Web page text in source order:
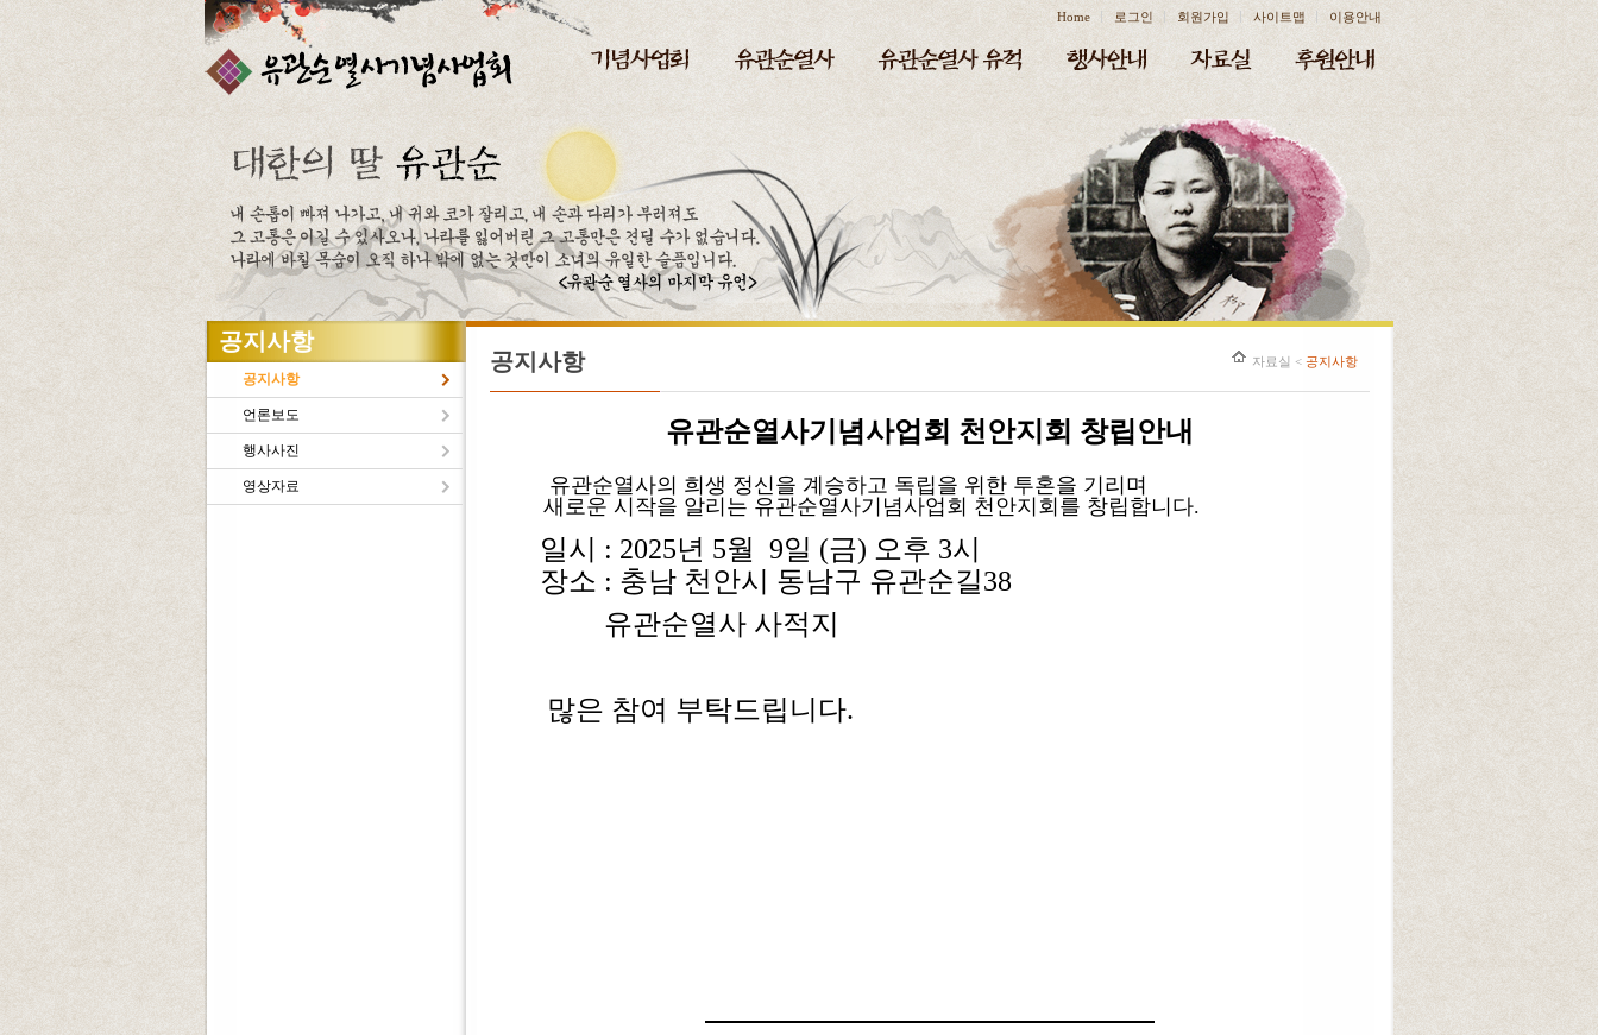
주메뉴바로가기
본문바로가기 Home 로그인 회원가입 사이트맵 이용안내
공지사항
공지사항
언론보도
행사사진
영상자료
공지사항 자료실 < 공지사항
유관순열사기념사업회 천안지회 창립안내
유관순열사의 희생 정신을 계승하고 독립을 위한 투혼을 기리며
새로운 시작을 알리는 유관순열사기념사업회 천안지회를 창립합니다.
일시 : 2025년 5월 9일 (금) 오후 3시
장소 : 충남 천안시 동남구 유관순길38
유관순열사 사적지
많은 참여 부탁드립니다.